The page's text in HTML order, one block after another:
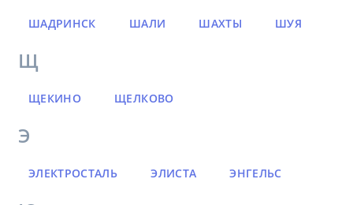
ШАДРИНСК ШАЛИ ШАХТЫ ШУЯ
Щ
ЩЕКИНО ЩЕЛКОВО
Э
ЭЛЕКТРОСТАЛЬ ЭЛИСТА ЭНГЕЛЬС